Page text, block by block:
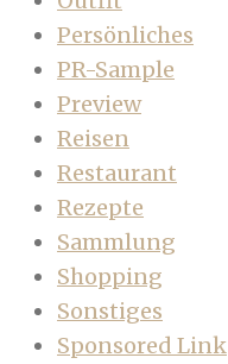
Persönliches
PR-Sample
Preview
Reisen
Restaurant
Rezepte
Sammlung
Shopping
Sonstiges
Sponsored Link